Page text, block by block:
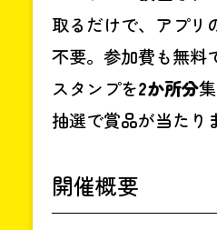
取るだけで、アプリ
不要。参加費も無料
スタンプを2か所分
抽選で賞品が当たり
開催概要